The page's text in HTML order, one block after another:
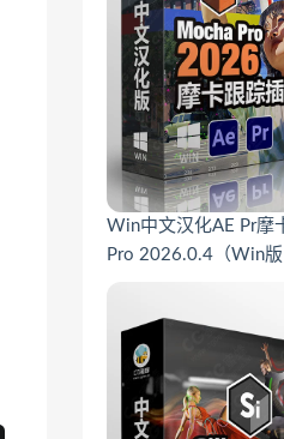
Win中文汉化AE Pr摩
Pro 2026.0.4（Win版